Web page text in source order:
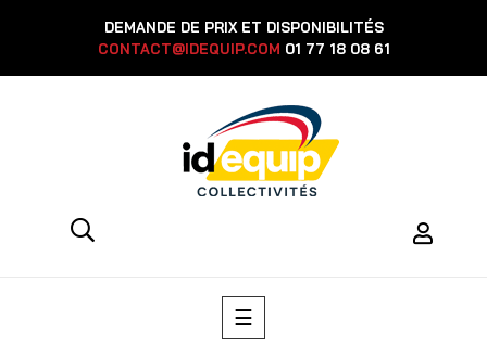
DEMANDE DE PRIX ET DISPONIBILITÉS
CONTACT@IDEQUIP.COM 01 77 18 08 61
Toggle
navigation
☰